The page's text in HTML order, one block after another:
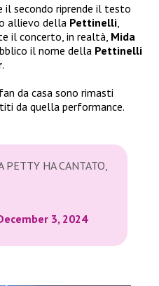
il secondo riprende il testo
allievo della Pettinelli
il concerto, in realtà, Mida
il nome della Pettinelli
.
da casa sono rimasti
da quella performance.
PETTY HA CANTATO,
3, 2024